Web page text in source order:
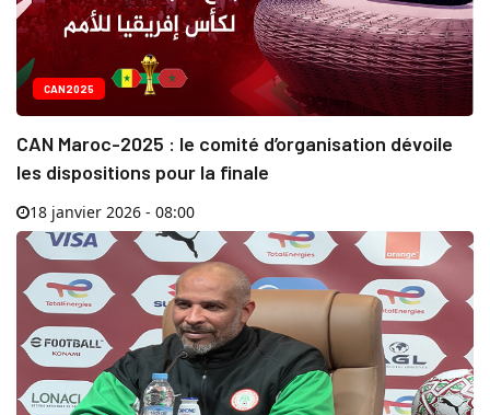
CAN2025
CAN Maroc-2025 : le comité d’organisation dévoile
les dispositions pour la finale
18 janvier 2026 - 08:00